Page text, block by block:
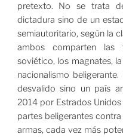
pretexto. No se trata
dictadura sino de un
semiautoritario, según la
ambos comparten las
soviético, los magnates,
nacionalismo
desvalido sino un país
2014 por Estrados
partes beligerantes
armas, cada vez más